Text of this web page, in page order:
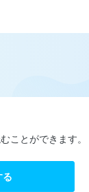
ことができます。
る